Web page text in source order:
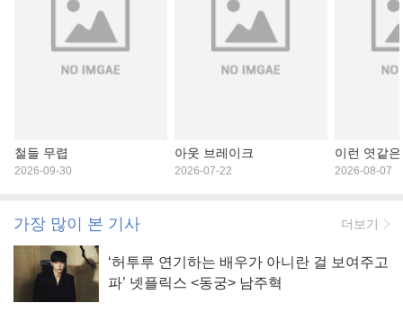
철들 무렵
2026-09-30
아웃 브레이크
2026-07-22
이런 엿같
2026-08-07
가장 많이 본 기사 더보기
‘허투루 연기하는 배우가 아니란 걸 보여주고
파’ 넷플릭스 <동궁> 남주혁